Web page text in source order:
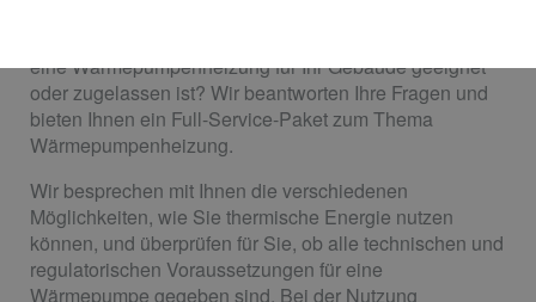
eine Wärmepumpenheizung für Ihr Gebäude geeignet
oder zugelassen ist? Wir beantworten Ihre Fragen und
bieten Ihnen ein Full-Service-Paket zum Thema
Wärmepumpenheizung.
Wir besprechen mit Ihnen die verschiedenen
Möglichkeiten, wie Sie thermische Energie nutzen
können, und überprüfen für Sie, ob alle technischen und
regulatorischen Voraussetzungen für eine
Wärmepumpe gegeben sind. Bei der Nutzung